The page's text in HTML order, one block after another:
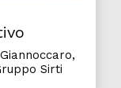
Sirti